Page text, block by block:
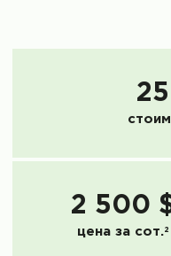
2 500
цена за сот.2